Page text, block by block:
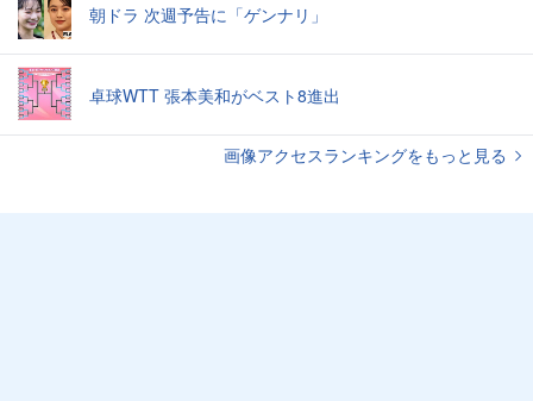
朝ドラ 次週予告に「ゲンナリ」
卓球WTT 張本美和がベスト8進出
画像アクセスランキングをもっと見る